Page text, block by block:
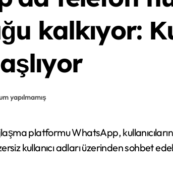
kalkıyor:
yapılmamış
kullanıcı adları üzerinden sohbet